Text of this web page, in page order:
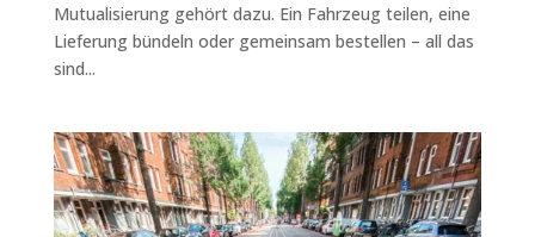
Mutualisierung gehört dazu. Ein Fahrzeug teilen, eine
Lieferung bündeln oder gemeinsam bestellen – all das
sind...